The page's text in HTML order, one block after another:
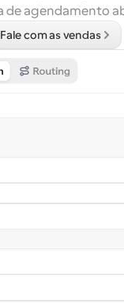
agendamento
Fale com as vendas